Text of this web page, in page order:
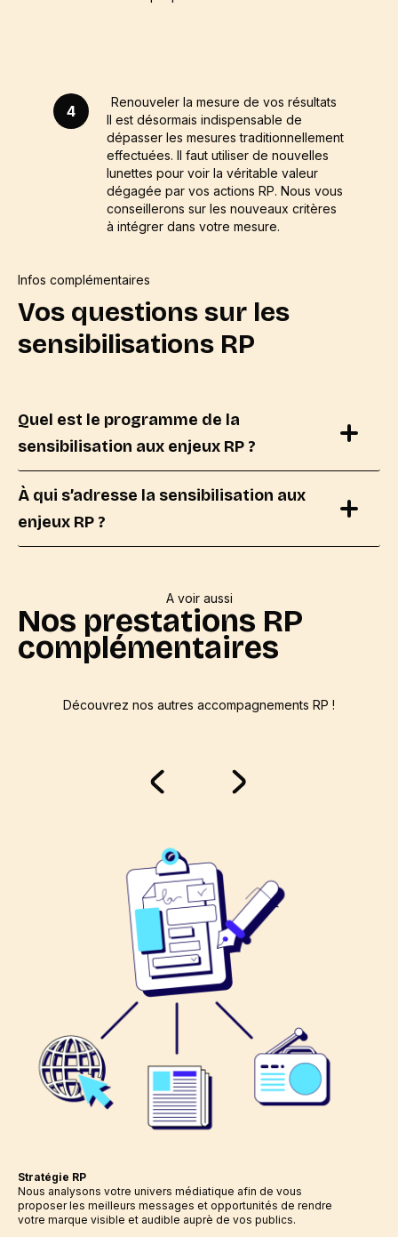
4
Renouveler la mesure de vos résultats
Il est désormais indispensable de
dépasser les mesures traditionnellement
effectuées. Il faut utiliser de nouvelles
lunettes pour voir la véritable valeur
dégagée par vos actions RP. Nous vous
conseillerons sur les nouveaux critères
à intégrer dans votre mesure.
Infos complémentaires
Vos questions sur les
sensibilisations RP
Quel est le programme de la
sensibilisation aux enjeux RP ?
À qui s’adresse la sensibilisation aux
enjeux RP ?
A voir aussi
Nos prestations RP
complémentaires
Découvrez nos autres accompagnements RP !
Stratégie RP
Nous analysons votre univers médiatique afin de vous
proposer les meilleurs messages et opportunités de rendre
votre marque visible et audible auprè de vos publics.